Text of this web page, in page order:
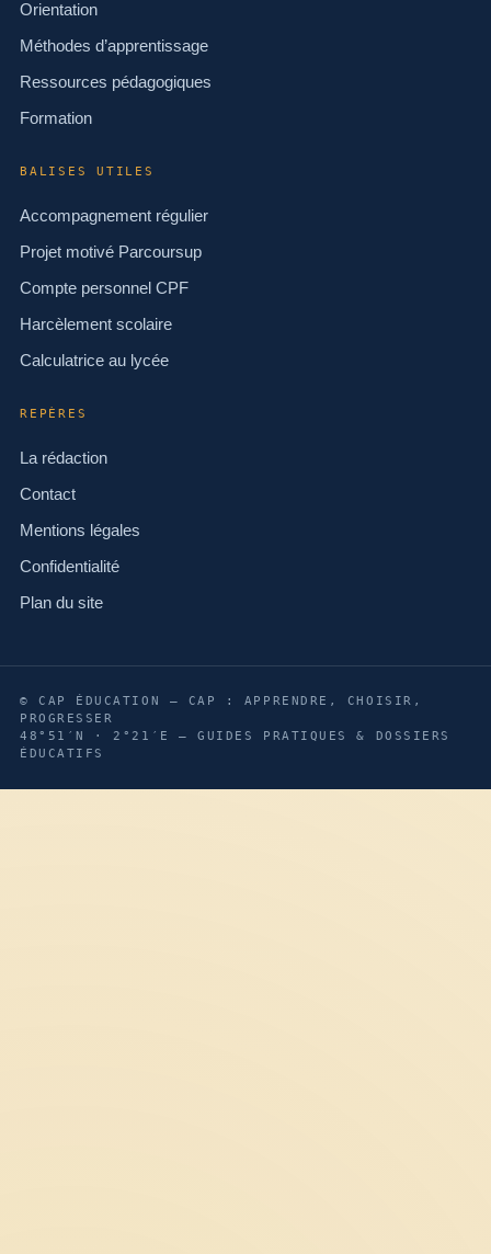
Orientation
Méthodes d’apprentissage
Ressources pédagogiques
Formation
BALISES UTILES
Accompagnement régulier
Projet motivé Parcoursup
Compte personnel CPF
Harcèlement scolaire
Calculatrice au lycée
REPÈRES
La rédaction
Contact
Mentions légales
Confidentialité
Plan du site
© CAP ÉDUCATION — CAP : APPRENDRE, CHOISIR,
PROGRESSER
48°51′N · 2°21′E — GUIDES PRATIQUES & DOSSIERS
ÉDUCATIFS